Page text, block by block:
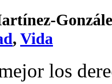
, Vida
los